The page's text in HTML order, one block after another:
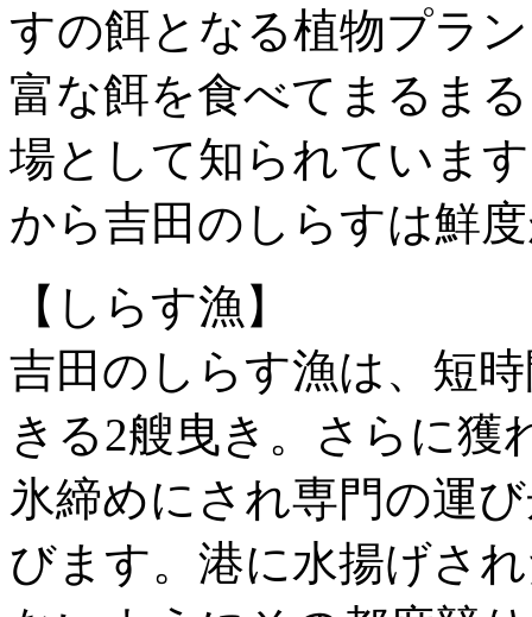
すの餌となる植物プラ
富な餌を食べてまるま
場として知られていま
から吉田のしらすは鮮
【しらす漁】
吉田のしらす漁は、短
きる2艘曳き。さらに獲
氷締めにされ専門の運
びます。港に水揚げさ